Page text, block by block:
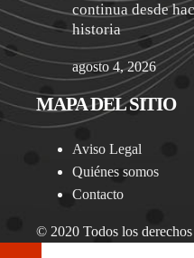
continua desde
historia
agosto 4, 2026
MAPA DEL SITIO
Aviso Legal
Quiénes somos
Contacto
© 2020 Todos los derechos